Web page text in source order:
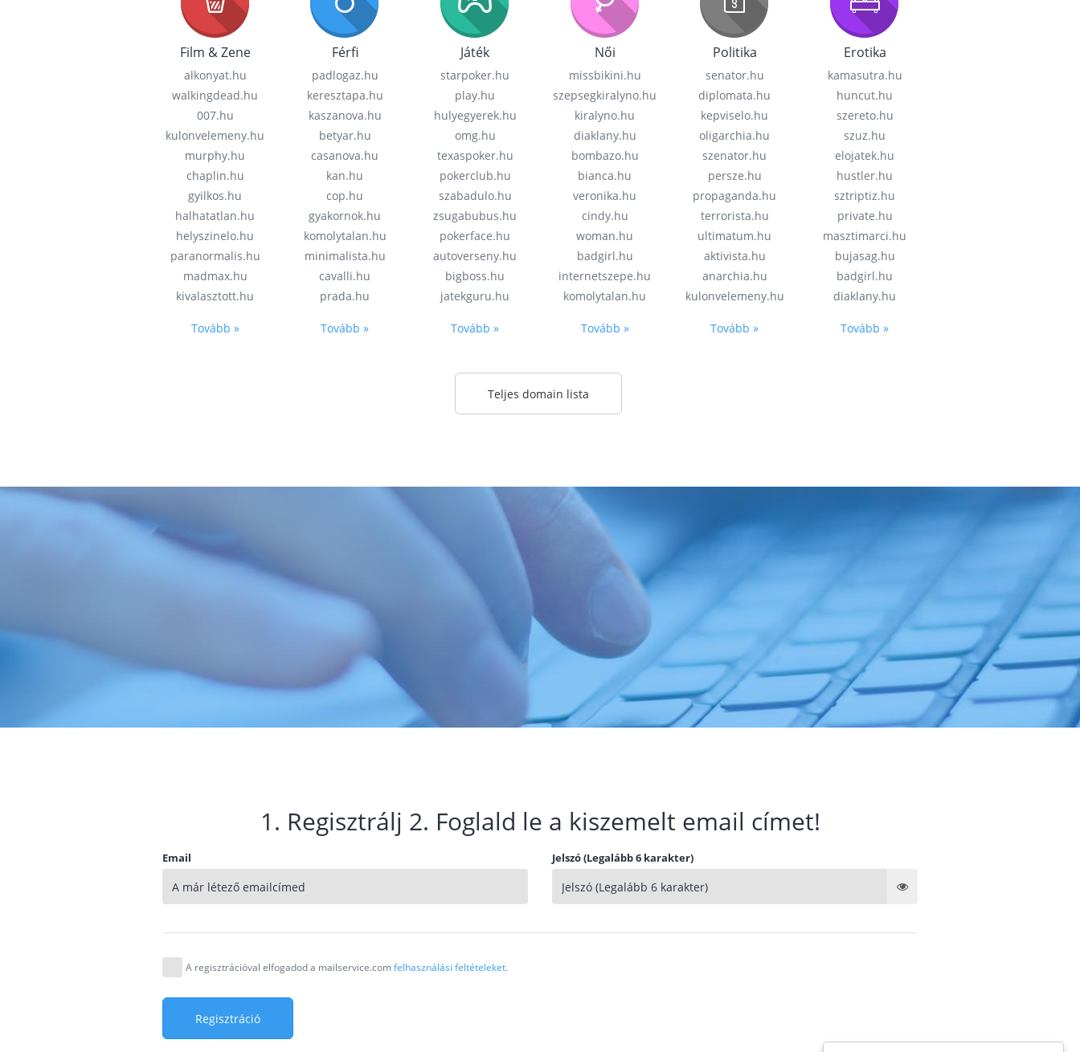
Film & Zene
alkonyat.hu
walkingdead.hu
007.hu
kulonvelemeny.hu
murphy.hu
chaplin.hu
gyilkos.hu
halhatatlan.hu
helyszinelo.hu
paranormalis.hu
madmax.hu
kivalasztott.hu
Tovább »
Férfi
padlogaz.hu
keresztapa.hu
kaszanova.hu
betyar.hu
casanova.hu
kan.hu
cop.hu
gyakornok.hu
komolytalan.hu
minimalista.hu
cavalli.hu
prada.hu
Tovább »
Játék
starpoker.hu
play.hu
hulyegyerek.hu
omg.hu
texaspoker.hu
pokerclub.hu
szabadulo.hu
zsugabubus.hu
pokerface.hu
autoverseny.hu
bigboss.hu
jatekguru.hu
Tovább »
Női
missbikini.hu
szepsegkiralyno.hu
kiralyno.hu
diaklany.hu
bombazo.hu
bianca.hu
veronika.hu
cindy.hu
woman.hu
badgirl.hu
internetszepe.hu
komolytalan.hu
Tovább »
Politika
senator.hu
diplomata.hu
kepviselo.hu
oligarchia.hu
szenator.hu
persze.hu
propaganda.hu
terrorista.hu
ultimatum.hu
aktivista.hu
anarchia.hu
kulonvelemeny.hu
Tovább »
Erotika
kamasutra.hu
huncut.hu
szereto.hu
szuz.hu
elojatek.hu
hustler.hu
sztriptiz.hu
private.hu
masztimarci.hu
bujasag.hu
badgirl.hu
diaklany.hu
Tovább »
Teljes domain lista
1. Regisztrálj 2. Foglald le a kiszemelt email címet!
Email Jelszó (Legalább 6 karakter)
A regisztrációval elfogadod a mailservice.comfelhasználási feltételeket.
Regisztráció